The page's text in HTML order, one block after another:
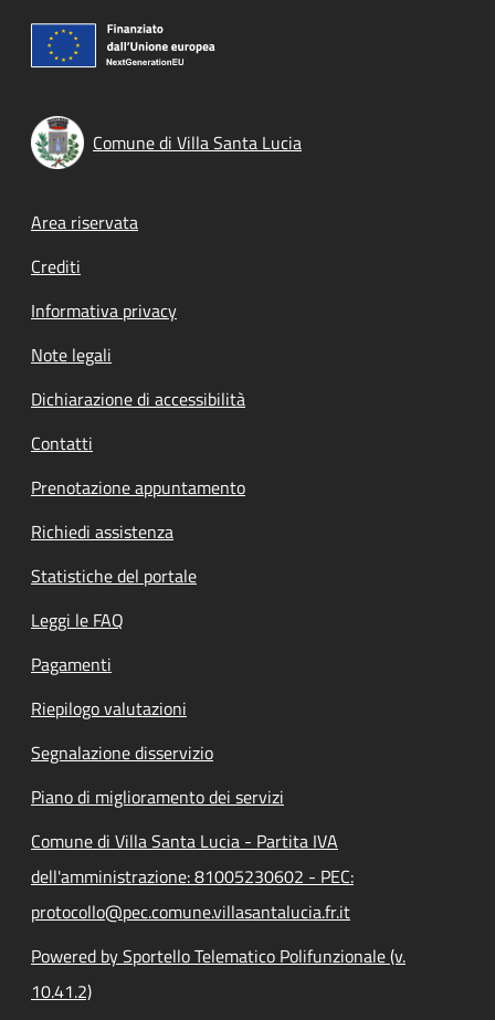
Comune di Villa Santa Lucia
Footer menu
Area riservata
Crediti
Informativa privacy
Note legali
Dichiarazione di accessibilità
Contatti
Prenotazione appuntamento
Richiedi assistenza
Statistiche del portale
Leggi le FAQ
Pagamenti
Riepilogo valutazioni
Segnalazione disservizio
Piano di miglioramento dei servizi
Comune di Villa Santa Lucia - Partita IVA
dell'amministrazione: 81005230602 - PEC:
protocollo@pec.comune.villasantalucia.fr.it
Powered by Sportello Telematico Polifunzionale (v.
10.41.2)